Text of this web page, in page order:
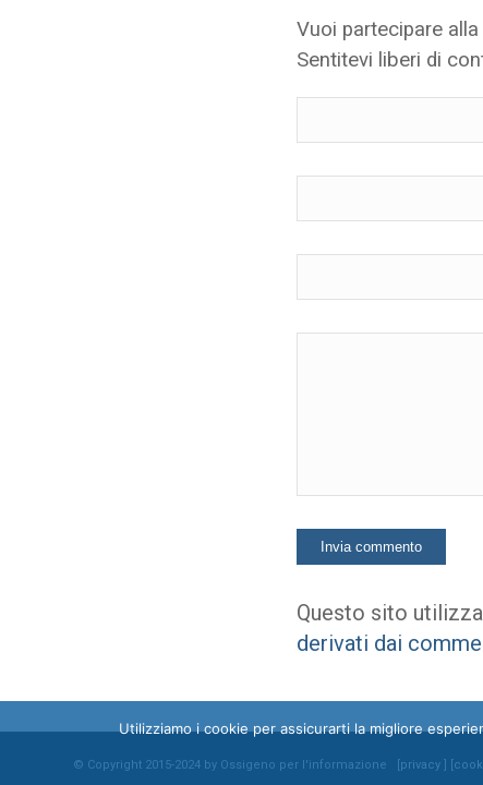
Vuoi partecipare
Sentitevi liberi di
Questo sito
derivati dai
© Copyright 2015-2024 by Ossigeno per l'informazione [ privacy
Utilizziamo i cookie per assicurarti la migliore